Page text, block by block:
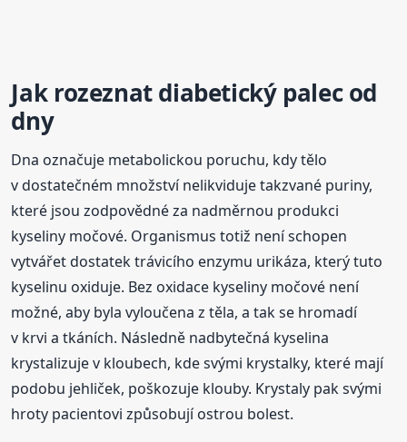
Jak rozeznat diabetický palec od
dny
Dna označuje metabolickou poruchu, kdy tělo
v dostatečném množství nelikviduje takzvané puriny,
které jsou zodpovědné za nadměrnou produkci
kyseliny močové. Organismus totiž není schopen
vytvářet dostatek trávicího enzymu urikáza, který tuto
kyselinu oxiduje. Bez oxidace kyseliny močové není
možné, aby byla vyloučena z těla, a tak se hromadí
v krvi a tkáních. Následně nadbytečná kyselina
krystalizuje v kloubech, kde svými krystalky, které mají
podobu jehliček, poškozuje klouby. Krystaly pak svými
hroty pacientovi způsobují ostrou bolest.